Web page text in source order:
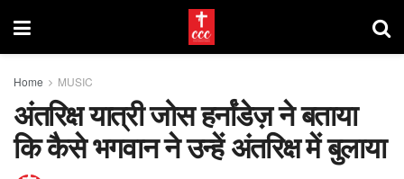
Home MUSIC
अंतरिक्ष यात्री जोस हर्नांडेज़ ने बताया
कि कैसे भगवान ने उन्हें अंतरिक्ष में बुलाया